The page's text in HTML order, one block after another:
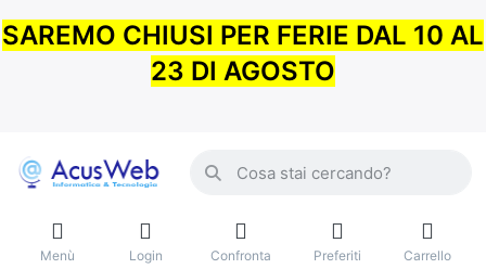
SAREMO CHIUSI PER FERIE DAL 10 AL
23 DI AGOSTO
Menù Login Confronta Preferiti Carrello